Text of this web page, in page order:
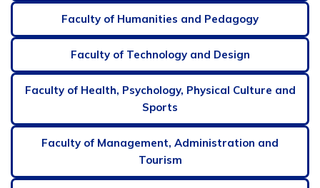
Faculty of Humanities and Pedagogy
Faculty of Technology and Design
Faculty of Health, Psychology, Physical Culture and
Sports
Faculty of Management, Administration and
Tourism